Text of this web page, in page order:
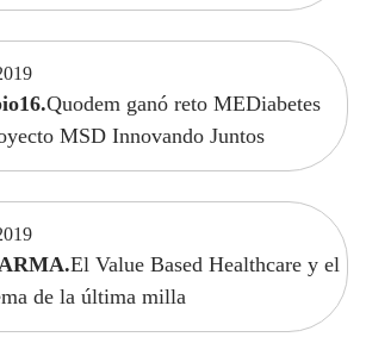
Quodem ganó reto MEDiabetes
MSD Innovando Juntos
El Value Based Healthcare y el
de la última milla